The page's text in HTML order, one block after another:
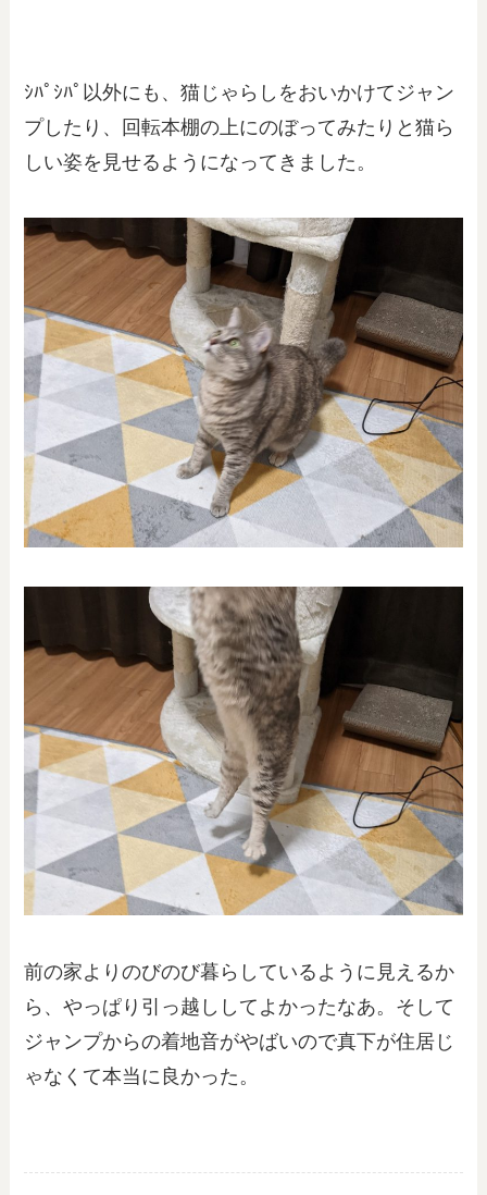
ｼﾊﾟｼﾊﾟ以外にも、猫じゃらしをおいかけてジャン
プしたり、回転本棚の上にのぼってみたりと猫ら
しい姿を見せるようになってきました。
前の家よりのびのび暮らしているように見えるか
ら、やっぱり引っ越ししてよかったなあ。そして
ジャンプからの着地音がやばいので真下が住居じ
ゃなくて本当に良かった。